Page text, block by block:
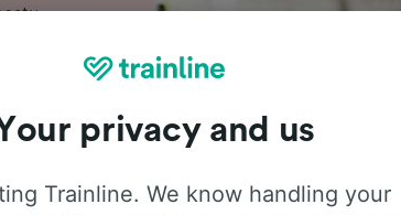
la-Napoule,
obvykle
stránky k
tipy, jak
a první a
privacy and us
Trainline. We know handling your